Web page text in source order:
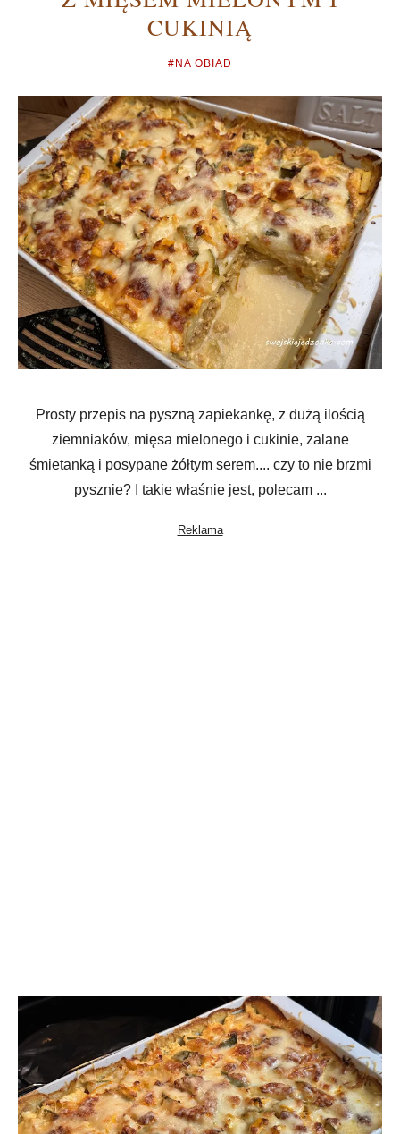
CUKINIĄ
#NA OBIAD
Prosty przepis na pyszną zapiekankę, z dużą ilością
ziemniaków, mięsa mielonego i cukinie, zalane
śmietanką i posypane żółtym serem.... czy to nie brzmi
pysznie? I takie właśnie jest, polecam ...